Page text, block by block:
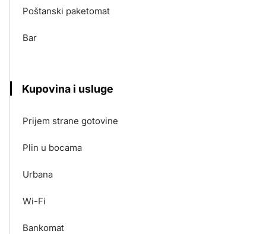
Poštanski paketomat
Bar
Kupovina i usluge
Prijem strane gotovine
Plin u bocama
Urbana
Wi-Fi
Bankomat